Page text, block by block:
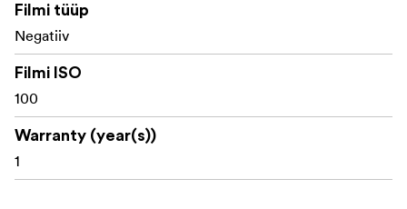
Filmi tüüp
Negatiiv
Filmi ISO
100
Warranty (year(s))
1